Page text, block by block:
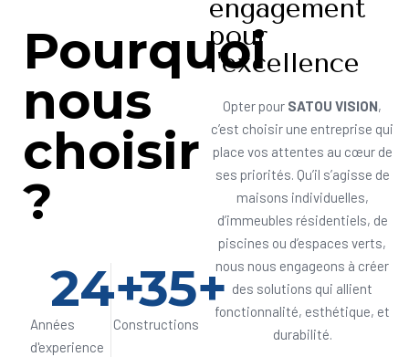
Pourquoi
nous
choisir
?
Années
d'experience
24+
Constructions
35+
engagement
pour
l'excellence
Opter pour SATOU VISION,
c’est choisir une entreprise qui
place vos attentes au cœur de
ses priorités. Qu’il s’agisse de
maisons individuelles,
d’immeubles résidentiels, de
piscines ou d’espaces verts,
nous nous engageons à créer
des solutions qui allient
fonctionnalité, esthétique, et
durabilité.